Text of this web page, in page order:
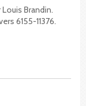
Brandin.
6155-11376.